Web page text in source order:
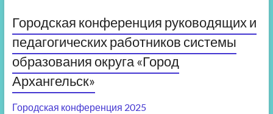
Городская конференция руководящих и
педагогических работников системы
образования округа «Город
Архангельск»
Городская конференция 2025